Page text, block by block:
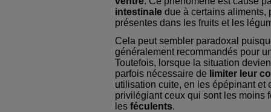
intestinale due à certains aliments,
présentes dans les fruits et les
Cela peut sembler paradoxal
généralement recommandés pour
Toutefois, lorsque la situation
parfois nécessaire de limiter leur
utilisation cuite, en les épépinant et
privilégiant ceux qui sont les moins
les féculents.